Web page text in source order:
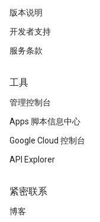
版本说明
开发者支持
服务条款
工具
管理控制台
Apps 脚本信息中心
Google Cloud 控制台
API Explorer
紧密联系
博客